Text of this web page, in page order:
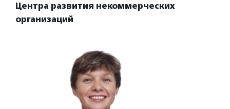
Центра развития некоммерческих
организаций